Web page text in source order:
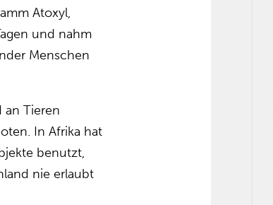
Atoxyl,
und nahm
Menschen
an Tieren
In Afrika hat
benutzt,
nie erlaubt